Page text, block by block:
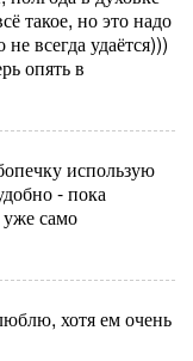
такое, но это надо
всегда удаётся)))
опять в
использую
- пока
само
хотя ем очень